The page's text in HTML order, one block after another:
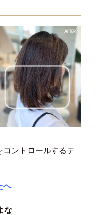
コントロールするテ
へ
な